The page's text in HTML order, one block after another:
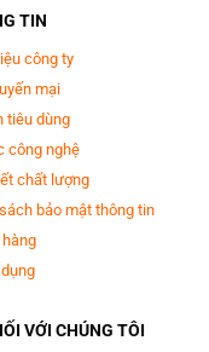
thiết kế thêm ngăn chứa
đá sau khi làm xong.
và ngăn rau củ quả. Phần
trứng và khay đựng thức
TIN
công ty
mại
tiêu dùng
công nghệ
chất lượng
bảo mật thông tin
VỚI CHÚNG TÔI